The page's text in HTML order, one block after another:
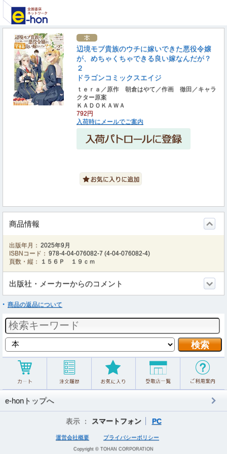
辺境モブ貴族のウチに嫁いできた悪役令嬢
が、めちゃくちゃできる良い嫁なんだが？
２
ドラゴンコミックスエイジ
ｔｅｒａ／原作 朝倉はやて／作画 徹田／キャラ
クター原案
ＫＡＤＯＫＡＷＡ
792円
入荷時にメールでご案内
商品情報
出版年月： 2025年9月
ISBNコード： 978-4-04-076082-7 (4-04-076082-4)
頁数・縦：
１５６Ｐ １９ｃｍ
出版社・メーカーからのコメント
商品の返品について
e-honトップへ
表示 ： スマートフォン PC
運営会社概要 プライバシーポリシー
Copyright © TOHAN CORPORATION